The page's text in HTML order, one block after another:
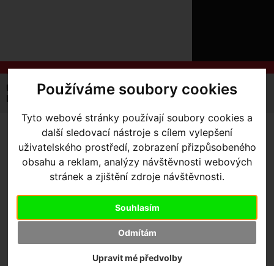
Používáme soubory cookies
Tyto webové stránky používají soubory cookies a
další sledovací nástroje s cílem vylepšení
uživatelského prostředí, zobrazení přizpůsobeného
obsahu a reklam, analýzy návštěvnosti webových
stránek a zjištění zdroje návštěvnosti.
Souhlasím
Odmítám
Upravit mé předvolby
O
NÁKUPU
REGISTRACE
ZTRATILI
Úvodní strana Výbava pro jezdce
Ponožky
Pánské
Reflect Tall Socks
REFLECT TALL SOCKS-
Black Small/Medium
Specialized
Kód výrobce:
64717-0822
Ano, v Olomouci
Dodací lhůta:
IHNED
24 měsíců